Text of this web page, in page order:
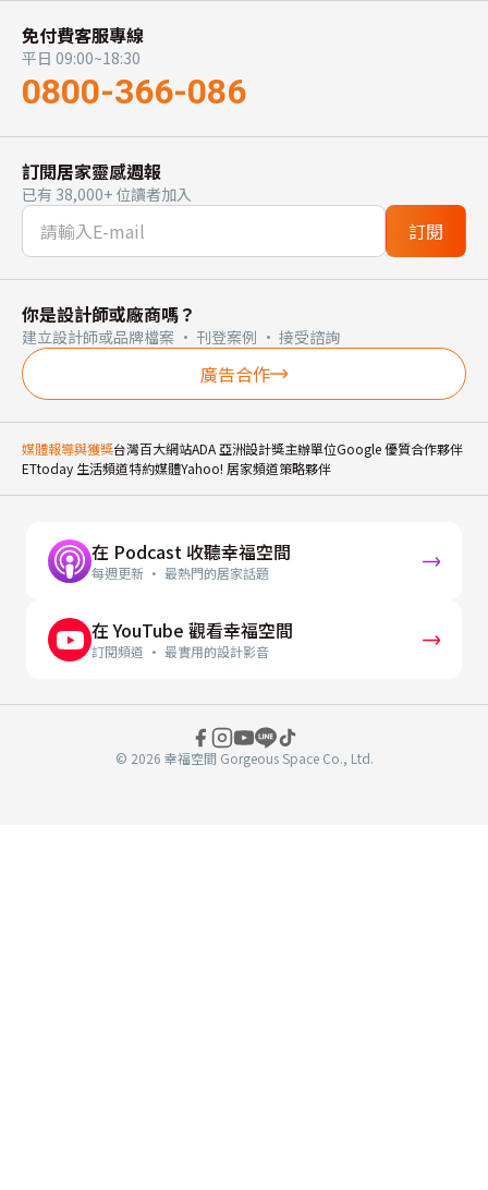
免付費客服專線
平日 09:00~18:30
0800-366-086
訂閱居家靈感週報
已有 38,000+ 位讀者加入
訂閱
你是設計師或廠商嗎？
建立設計師或品牌檔案 · 刊登案例 · 接受諮詢
廣告合作
媒體報導與獲獎台灣百大網站ADA 亞洲設計獎主辦單位Google 優質合作夥伴
ETtoday 生活頻道特約媒體Yahoo! 居家頻道策略夥伴
在 Podcast 收聽幸福空間
每週更新 · 最熱門的居家話題
在 YouTube 觀看幸福空間
訂閱頻道 · 最實用的設計影音
© 2026 幸福空間 Gorgeous Space Co., Ltd.